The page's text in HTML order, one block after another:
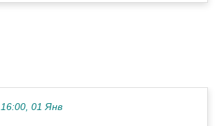
16:00, 01 Янв